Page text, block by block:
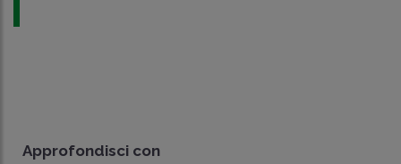
Approfondisci con